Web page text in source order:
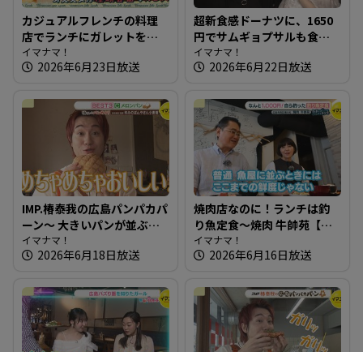
カジュアルフレンチの料理
店でランチにガレットを！
～ブラッスリーワカノ【た
まにはそとランチ】
イマナマ！
2026年6月23日放送
超新食感ドーナツに、1650
円でサムギョプサルも食べ
放題ランチ 広島で行列が
できる店を知りたガール
イマナマ！
2026年6月22日放送
IMP.椿泰我の広島パンパカパ
ーン～ 大きいパンが並ぶ！
子どもに大人気の愛され店
イマナマ！
2026年6月18日放送
焼肉店なのに！ランチは釣
り魚定食～焼肉 牛帥苑【た
まにはそとランチ】
イマナマ！
2026年6月16日放送